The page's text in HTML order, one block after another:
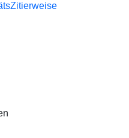
Zitierweise